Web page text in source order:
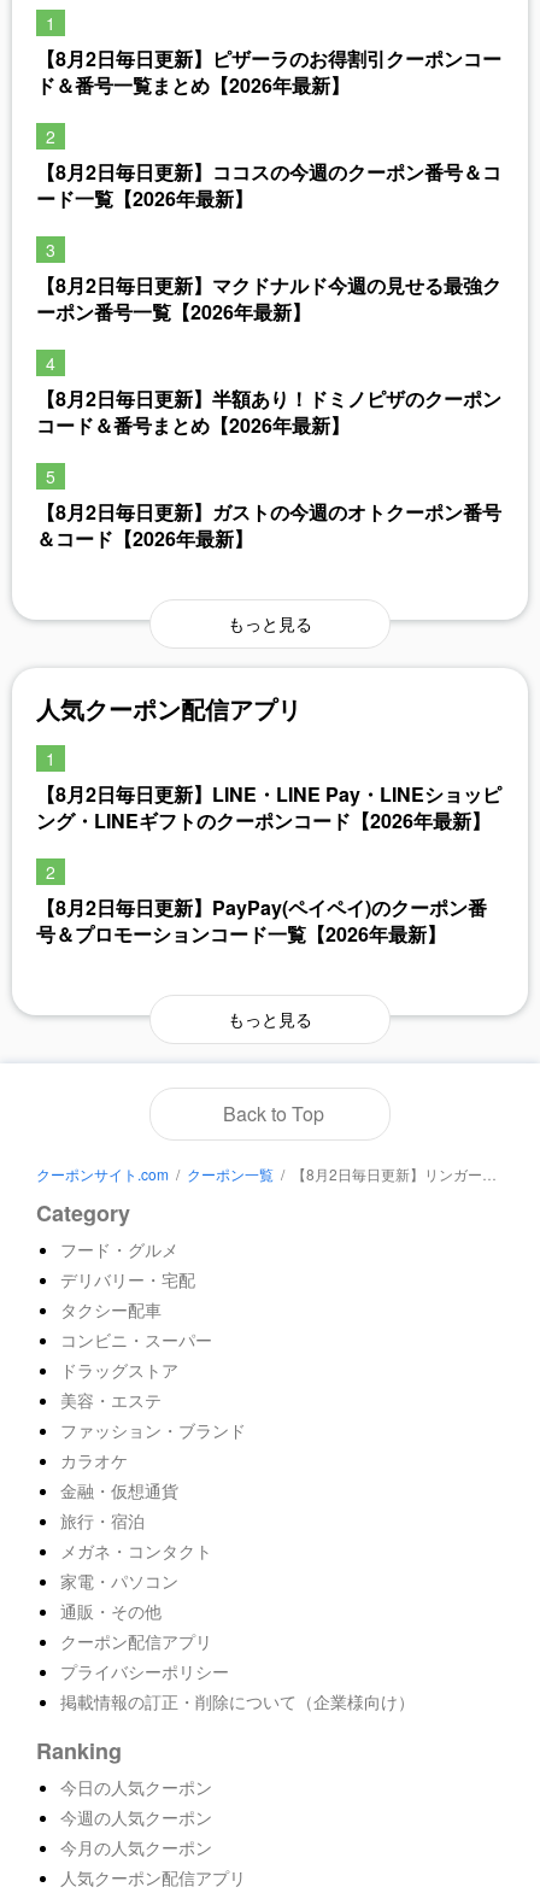
【8月2日毎日更新】ピザーラのお得割引クーポンコー
ド＆番号一覧まとめ【2026年最新】
【8月2日毎日更新】ココスの今週のクーポン番号＆コ
ード一覧【2026年最新】
【8月2日毎日更新】マクドナルド今週の見せる最強ク
ーポン番号一覧【2026年最新】
【8月2日毎日更新】半額あり！ドミノピザのクーポン
コード＆番号まとめ【2026年最新】
【8月2日毎日更新】ガストの今週のオトクーポン番号
＆コード【2026年最新】
もっと見る
人気クーポン配信アプリ
【8月2日毎日更新】LINE・LINE Pay・LINEショッピ
ング・LINEギフトのクーポンコード【2026年最新】
【8月2日毎日更新】PayPay(ペイペイ)のクーポン番
号＆プロモーションコード一覧【2026年最新】
もっと見る
Back to Top
クーポンサイト.com / クーポン一覧 / 【8月2日毎日更新】リンガーハットのクーポン番号＆コード一覧【2026年最新】
Category
フード・グルメ
デリバリー・宅配
タクシー配車
コンビニ・スーパー
ドラッグストア
美容・エステ
ファッション・ブランド
カラオケ
金融・仮想通貨
旅行・宿泊
メガネ・コンタクト
家電・パソコン
通販・その他
クーポン配信アプリ
プライバシーポリシー
掲載情報の訂正・削除について（企業様向け）
Ranking
今日の人気クーポン
今週の人気クーポン
今月の人気クーポン
人気クーポン配信アプリ